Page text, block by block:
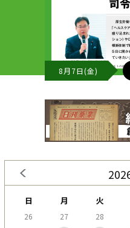
8月7日(金)
日 月 火
26 27 28